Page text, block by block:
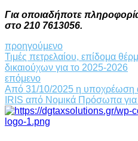
Για οποιαδήποτε
στο 210 7613056.
προηγούμενο
Τιμές πετρελαίου, επίδομα
δικαιούχων για το 2025-2026
επόμενο
Από 31/10/2025 η
IRIS από Νομικά Πρόσωπα